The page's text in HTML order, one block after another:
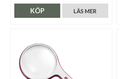
LÄS MER
KÖP